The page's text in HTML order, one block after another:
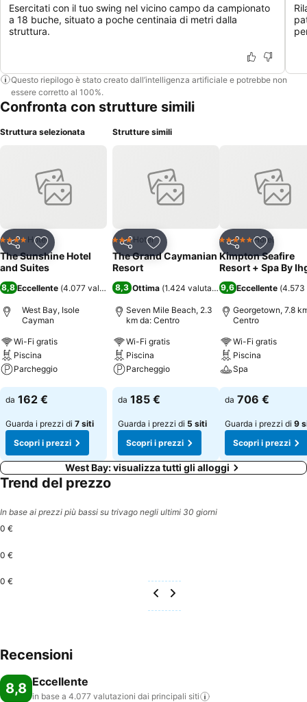
Esercitati con il tuo swing nel vicino campo da campionato
a 18 buche, situato a poche centinaia di metri dalla
struttura.
Questo riepilogo è stato creato dall’intelligenza artificiale e potrebbe non
essere corretto al 100%.
Confronta con strutture simili
Struttura selezionata
CondividiAggiungi ai preferiti
4 StelleHotel
The Sunshine Hotel
and Suites
8,8 Eccellente (4.077 valutazioni)
West Bay, Isole
Cayman
Wi-Fi gratis
Piscina
Parcheggio
Scopri i prezzi
da 162 €
Guarda i prezzi di 7 siti
Scopri i prezzi
Strutture simili
CondividiAggiungi ai preferiti
3 StelleHotel
The Grand Caymanian
Resort
8,3 Ottima (1.424 valutazioni)
Seven Mile Beach, 2.3
km da: Centro
Wi-Fi gratis
Piscina
Parcheggio
Scopri i prezzi
da 185 €
Guarda i prezzi di 5 siti
Scopri i prezzi
Condividi
5 Stelle Hotel
Kimpton Seafire
Resort + Spa By
9,6 Eccellente (4.573
Georgetown, 7.8
Centro
Wi-Fi gratis
Piscina
Spa
Scopri i prezzi
da 706 €
Guarda i prezzi di 9
Scopri i prezzi
West Bay: visualizza tutti gli alloggi
Trend del prezzo
In base ai prezzi più bassi su trivago negli ultimi 30 giorni
0 €
0 €
0 €
Recensioni
8,8 Eccellente
in base a 4.077 valutazioni dai principali siti